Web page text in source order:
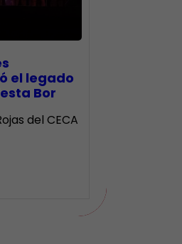
el legado
Bor
del CECA